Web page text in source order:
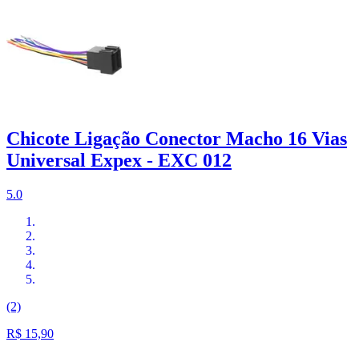
Chicote Ligação Conector Macho 16 Vias
Universal Expex - EXC 012
5.0
(2)
R$ 15,90